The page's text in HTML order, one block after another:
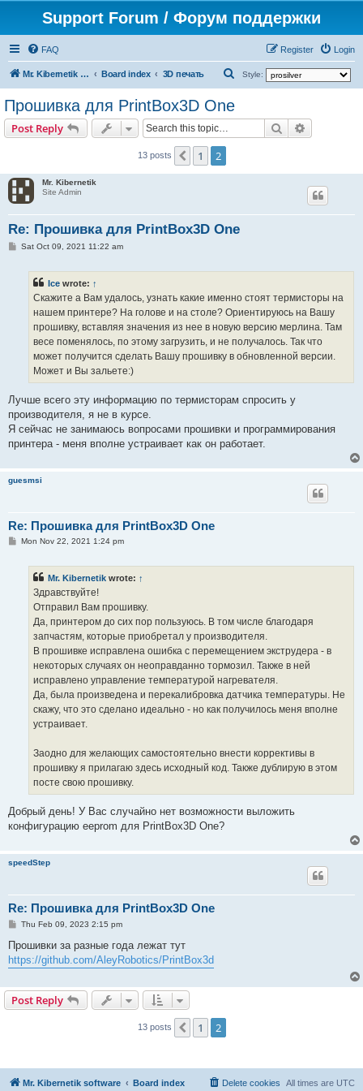
Support Forum / Форум поддержки
FAQ Login
Register
Mr. Kibernetik software Board index 3D печать Style:
Прошивка для PrintBox3D One
Post Reply Search
13 posts Previous
1 2
Mr. Kibernetik
Site Admin
Re: Прошивка для PrintBox3D One
PSat Oct 09, 2021 11:22 am
Ice wrote: ↑
Скажите а Вам удалось, узнать какие именно стоят термисторы на
нашем принтере? На голове и на столе? Ориентируюсь на Вашу
прошивку, вставляя значения из нее в новую версию мерлина. Там
весе поменялось, по этому загрузить, и не получалось. Так что
может получится сделать Вашу прошивку в обновленной версии.
Может и Вы зальете:)
Лучше всего эту информацию по термисторам спросить у
производителя, я не в курсе.
Я сейчас не занимаюсь вопросами прошивки и программирования
принтера - меня вполне устраивает как он работает.
guesmsi
Re: Прошивка для PrintBox3D One
PMon Nov 22, 2021 1:24 pm
Mr. Kibernetik wrote: ↑
Здравствуйте!
Отправил Вам прошивку.
Да, принтером до сих пор пользуюсь. В том числе благодаря
запчастям, которые приобретал у производителя.
В прошивке исправлена ошибка с перемещением экструдера - в
некоторых случаях он неоправданно тормозил. Также в ней
исправлено управление температурой нагревателя.
Да, была произведена и перекалибровка датчика температуры. Не
скажу, что это сделано идеально - но как получилось меня вполне
устраивает.
Заодно для желающих самостоятельно внести коррективы в
прошивку я прилагаю здесь исходный код. Также дублирую в этом
посте свою прошивку.
Добрый день! У Вас случайно нет возможности выложить
конфигурацию eeprom для PrintBox3D One?
speedStep
Re: Прошивка для PrintBox3D One
P
s
Thu Feb 09, 2023 2:15 pm
Прошивки за разные года лежат тут
https://github.com/AleyRobotics/PrintBox3d
Post Reply
13 posts Previous
1 2
Mr. Kibernetik software Board index All times are UTC
Delete cookies